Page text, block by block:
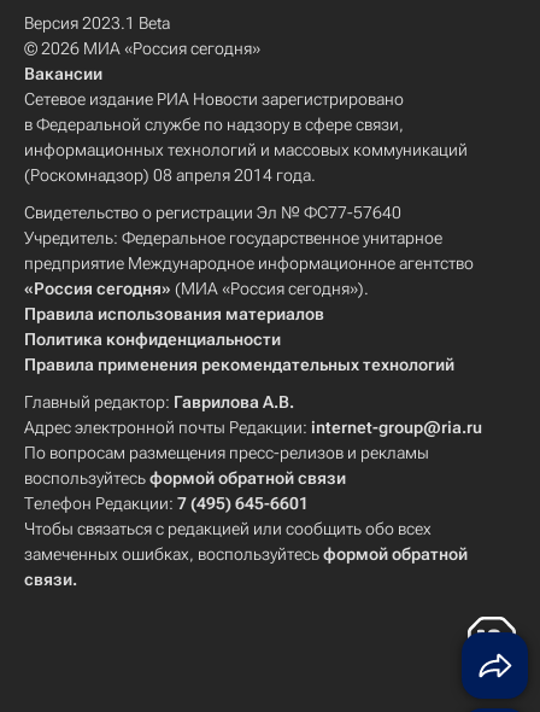
Версия 2023.1 Beta
© 2026 МИА «Россия сегодня»
Вакансии
Сетевое издание РИА Новости зарегистрировано
в Федеральной службе по надзору в сфере связи,
информационных технологий и массовых коммуникаций
(Роскомнадзор) 08 апреля 2014 года.
Свидетельство о регистрации Эл № ФС77-57640
Учредитель: Федеральное государственное унитарное
предприятие Международное информационное агентство
«Россия сегодня» (МИА «Россия сегодня»).
Правила использования материалов
Политика конфиденциальности
Правила применения рекомендательных технологий
Главный редактор: Гаврилова А.В.
Адрес электронной почты Редакции: internet-group@ria.ru
По вопросам размещения пресс-релизов и рекламы
воспользуйтесьформой обратной связи
Телефон Редакции: 7 (495) 645-6601
Чтобы связаться с редакцией или сообщить обо всех
замеченных ошибках, воспользуйтесьформой обратной
связи.